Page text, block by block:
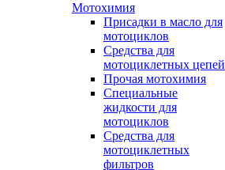
Мотохимия
Присадки в масло для
мотоциклов
Средства для
мотоциклетных цепей
Прочая мотохимия
Специальные
жидкости для
мотоциклов
Средства для
мотоциклетных
фильтров